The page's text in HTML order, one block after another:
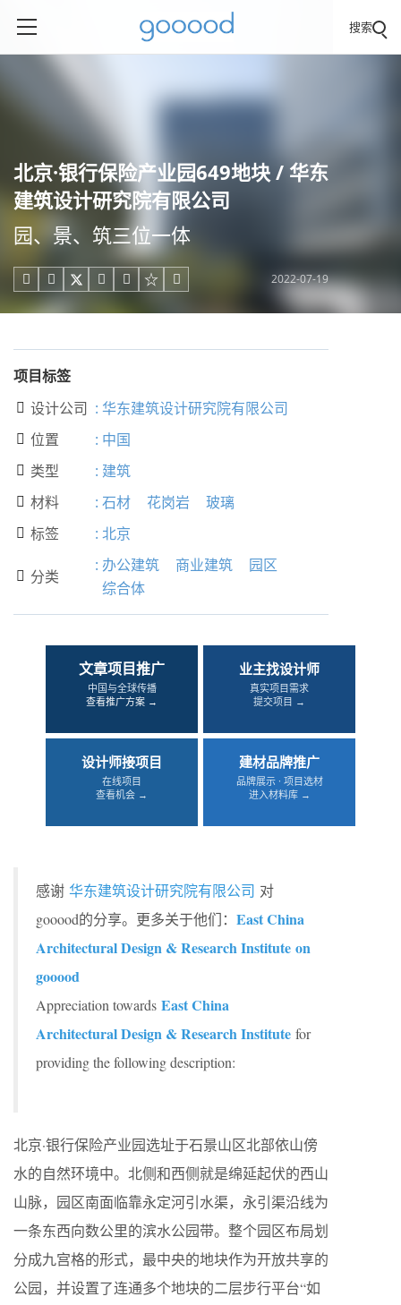
搜索
北京·银行保险产业园649地块 / 华东
建筑设计研究院有限公司
园、景、筑三位一体
     2022-07-19
项目标签
 设计公司 : 华东建筑设计研究院有限公司
 位置 : 中国
 类型 : 建筑
 材料 : 石材 花岗岩 玻璃
 标签 : 北京
 分类
: 办公建筑 商业建筑
园区
综合体
文章项目推广
中国与全球传播
查看推广方案 →
业主找设计师
真实项目需求
提交项目 →
设计师接项目
在线项目
查看机会 →
建材品牌推广
品牌展示 · 项目选材
进入材料库 →
感谢 华东建筑设计研究院有限公司 对
gooood的分享。更多关于他们： East China
Architectural Design & Research Institute on
gooood
Appreciation towards East China
Architectural Design & Research Institute for
providing the following description:
北京·银行保险产业园选址于石景山区北部依山傍
水的自然环境中。北侧和西侧就是绵延起伏的西山
山脉，园区南面临靠永定河引水渠，永引渠沿线为
一条东西向数公里的滨水公园带。整个园区布局划
分成九宫格的形式，最中央的地块作为开放共享的
公园，并设置了连通多个地块的二层步行平台“如